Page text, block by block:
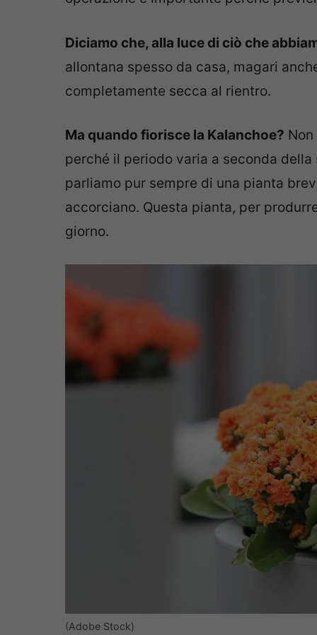
Diciamo che, alla luce di ciò che
allontana spesso da casa, magari
completamente secca al rientro.
Ma quando fiorisce la Kalanchoe?
perché il periodo varia a seconda
parliamo pur sempre di una pianta
accorciano. Questa pianta, per
giorno.
(Adobe Stock)